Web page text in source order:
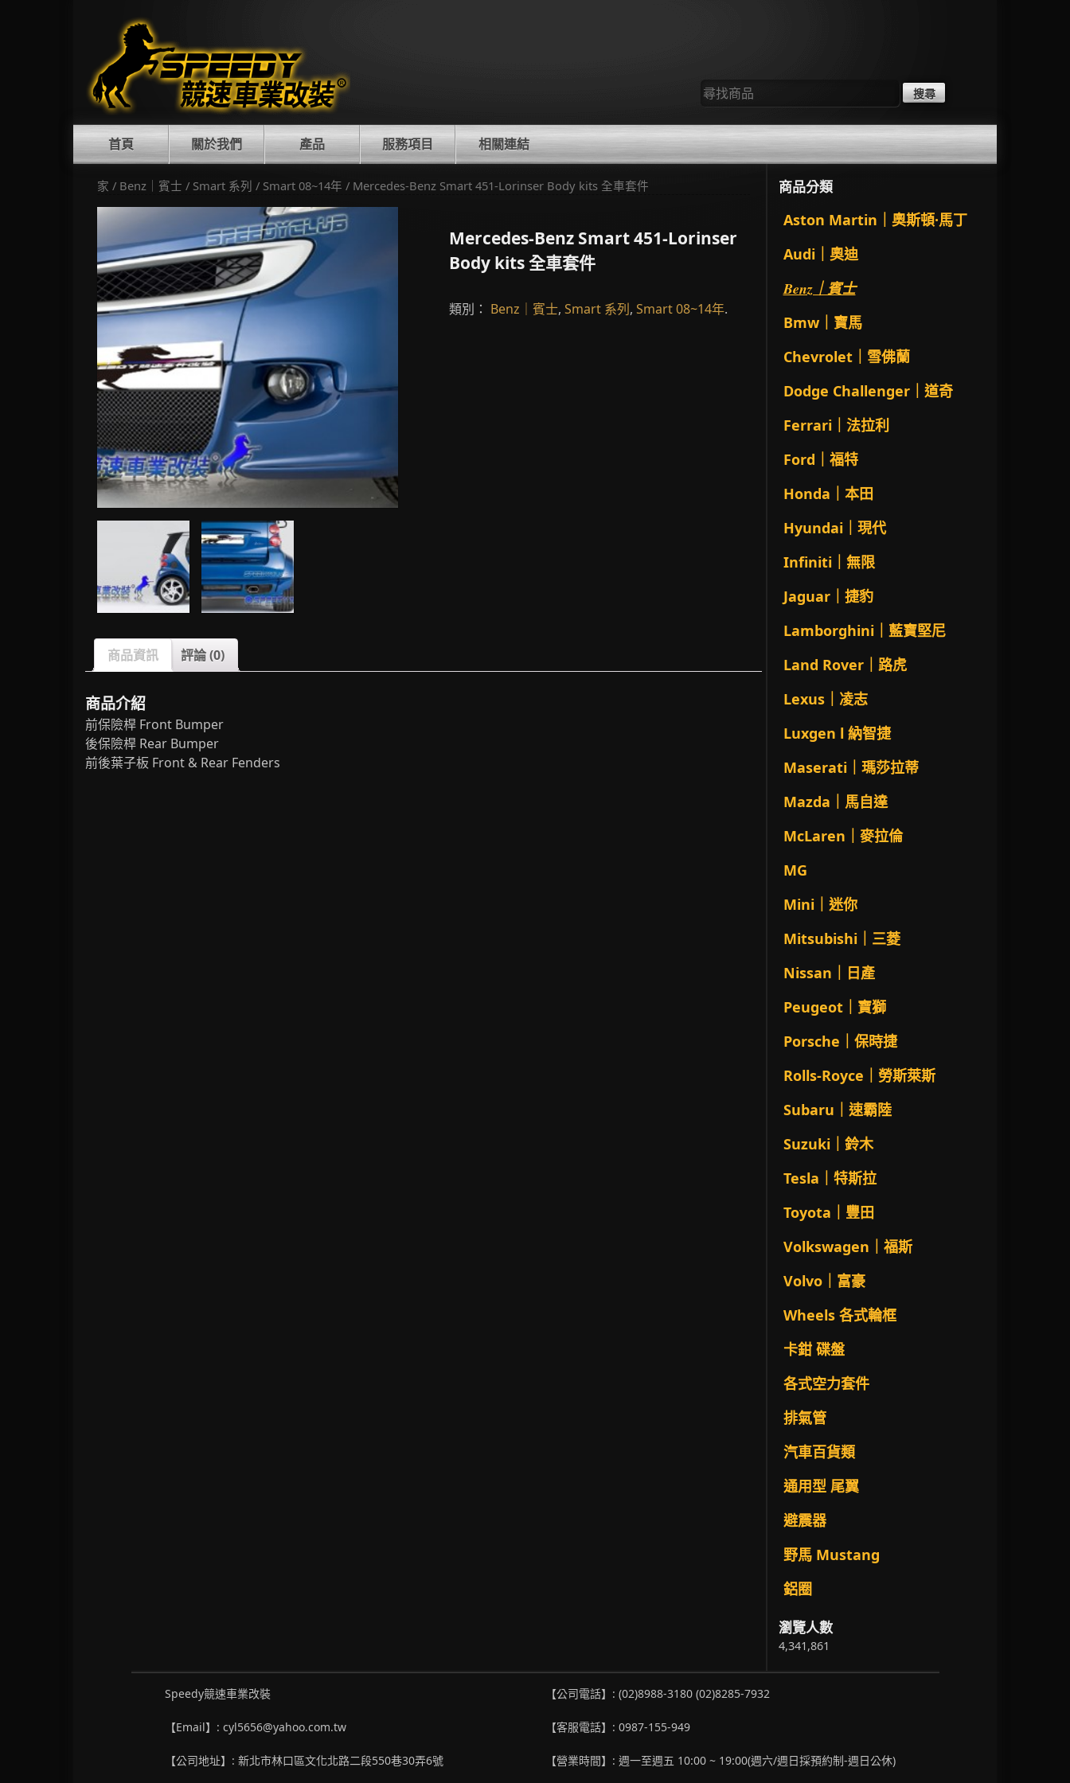
尋
找：
首頁 關於我們 產品 服務項目 相關連結
家 / Benz｜賓士 / Smart 系列 / Smart 08~14年 / Mercedes-Benz Smart 451-Lorinser Body kits 全車套件
Mercedes-Benz Smart 451-Lorinser
Body kits 全車套件
類別： Benz｜賓士, Smart 系列, Smart 08~14年.
商品資訊 評論 (0)
商品介紹
前保險桿 Front Bumper
後保險桿 Rear Bumper
前後葉子板 Front & Rear Fenders
商品分類
Aston Martin｜奧斯頓·馬丁
Audi｜奧迪
Benz｜賓士
Bmw｜寶馬
Chevrolet｜雪佛蘭
Dodge Challenger｜道奇
Ferrari｜法拉利
Ford｜福特
Honda｜本田
Hyundai｜現代
Infiniti｜無限
Jaguar｜捷豹
Lamborghini｜藍寶堅尼
Land Rover｜路虎
Lexus｜凌志
Luxgen l 納智捷
Maserati｜瑪莎拉蒂
Mazda｜馬自達
McLaren｜麥拉倫
MG
Mini｜迷你
Mitsubishi｜三菱
Nissan｜日產
Peugeot｜寶獅
Porsche｜保時捷
Rolls-Royce｜勞斯萊斯
Subaru｜速霸陸
Suzuki｜鈴木
Tesla｜特斯拉
Toyota｜豐田
Volkswagen｜福斯
Volvo｜富豪
Wheels 各式輪框
卡鉗 碟盤
各式空力套件
排氣管
汽車百貨類
通用型 尾翼
避震器
野馬 Mustang
鋁圈
瀏覽人數
4,341,861
Speedy競速車業改裝
【Email】: cyl5656@yahoo.com.tw
【公司地址】: 新北市林口區文化北路二段550巷30弄6號
【公司電話】: (02)8988-3180 (02)8285-7932
【客服電話】: 0987-155-949
【營業時間】: 週一至週五 10:00 ~ 19:00(週六/週日採預約制-週日公休)